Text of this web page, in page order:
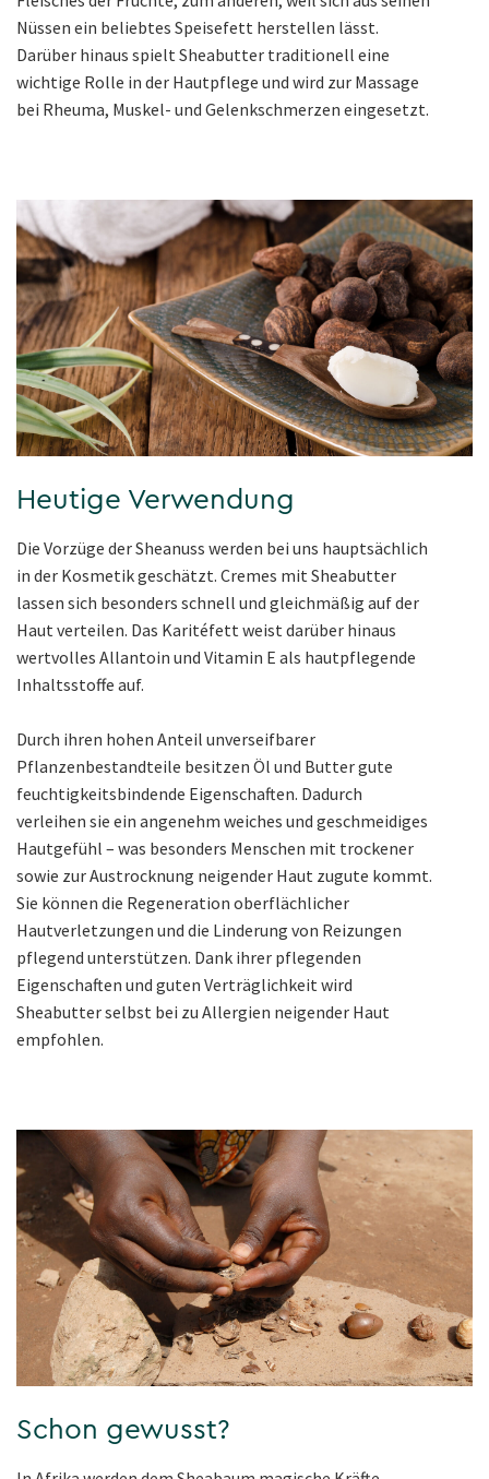
Nüssen ein beliebtes Speisefett herstellen lässt.
Darüber hinaus spielt Sheabutter traditionell eine
wichtige Rolle in der Hautpflege und wird zur Massage
bei Rheuma, Muskel- und Gelenkschmerzen eingesetzt.
Heutige Verwendung
Die Vorzüge der Sheanuss werden bei uns hauptsächlich
in der Kosmetik geschätzt. Cremes mit Sheabutter
lassen sich besonders schnell und gleichmäßig auf der
Haut verteilen. Das Karitéfett weist darüber hinaus
wertvolles Allantoin und Vitamin E als hautpflegende
Inhaltsstoffe auf.
Durch ihren hohen Anteil unverseifbarer
Pflanzenbestandteile besitzen Öl und Butter gute
feuchtigkeitsbindende Eigenschaften. Dadurch
verleihen sie ein angenehm weiches und geschmeidiges
Hautgefühl – was besonders Menschen mit trockener
sowie zur Austrocknung neigender Haut zugute kommt.
Sie können die Regeneration oberflächlicher
Hautverletzungen und die Linderung von Reizungen
pflegend unterstützen. Dank ihrer pflegenden
Eigenschaften und guten Verträglichkeit wird
Sheabutter selbst bei zu Allergien neigender Haut
empfohlen.
Schon gewusst?